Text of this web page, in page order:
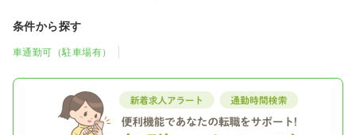
条件から探す
車通勤可（駐車場有）